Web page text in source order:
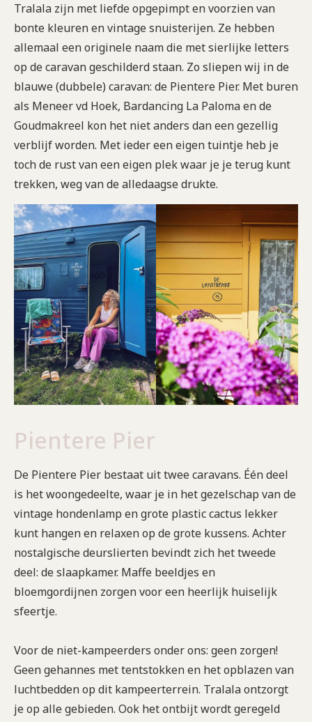
Tralala zijn met liefde opgepimpt en voorzien van
bonte kleuren en vintage snuisterijen. Ze hebben
allemaal een originele naam die met sierlijke letters
op de caravan geschilderd staan. Zo sliepen wij in de
blauwe (dubbele) caravan: de Pientere Pier. Met buren
als Meneer vd Hoek, Bardancing La Paloma en de
Goudmakreel kon het niet anders dan een gezellig
verblijf worden. Met ieder een eigen tuintje heb je
toch de rust van een eigen plek waar je je terug kunt
trekken, weg van de alledaagse drukte.
Pientere Pier
De Pientere Pier bestaat uit twee caravans. Één deel
is het woongedeelte, waar je in het gezelschap van de
vintage hondenlamp en grote plastic cactus lekker
kunt hangen en relaxen op de grote kussens. Achter
nostalgische deurslierten bevindt zich het tweede
deel: de slaapkamer. Maffe beeldjes en
bloemgordijnen zorgen voor een heerlijk huiselijk
sfeertje.
Voor de niet-kampeerders onder ons: geen zorgen!
Geen gehannes met tentstokken en het opblazen van
luchtbedden op dit kampeerterrein. Tralala ontzorgt
je op alle gebieden. Ook het ontbijt wordt geregeld